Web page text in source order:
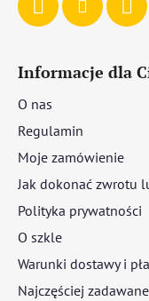
Informacje dla
O nas
Regulamin
Moje zamówienie
Jak dokonać zwrotu
Polityka prywatności
O szkle
Warunki dostawy i
Najczęściej